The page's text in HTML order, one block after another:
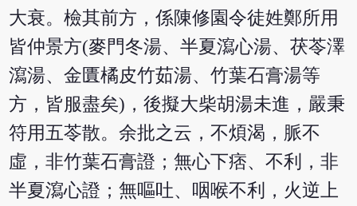
大衰。檢其前方，係陳修園令徒姓鄭所用
皆仲景方(麥門冬湯、半夏瀉心湯、茯苓澤
瀉湯、金匱橘皮竹茹湯、竹葉石膏湯等
方，皆服盡矣)，後擬大柴胡湯未進，嚴秉
符用五苓散。余批之云，不煩渴，脈不
虛，非竹葉石膏證；無心下痞、不利，非
半夏瀉心證；無嘔吐、咽喉不利，火逆上